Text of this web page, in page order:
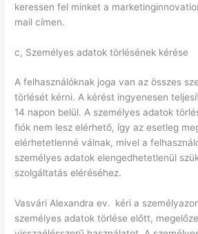
keressen fel minket a
mail címen.
c, Személyes adatok törlésének kérése
A felhasználóknak joga van az összes
törlését kérni. A kérést ingyenesen
14 napon belül. A személyes adatok
fiók nem lesz elérhető, így az esetleg
elérhetetlenné válnak, mivel a
személyes adatok elengedhetetlenül
szolgáltatás eléréséhez.
Vasvári Alexandra ev. kéri a
személyes adatok törlése előtt,